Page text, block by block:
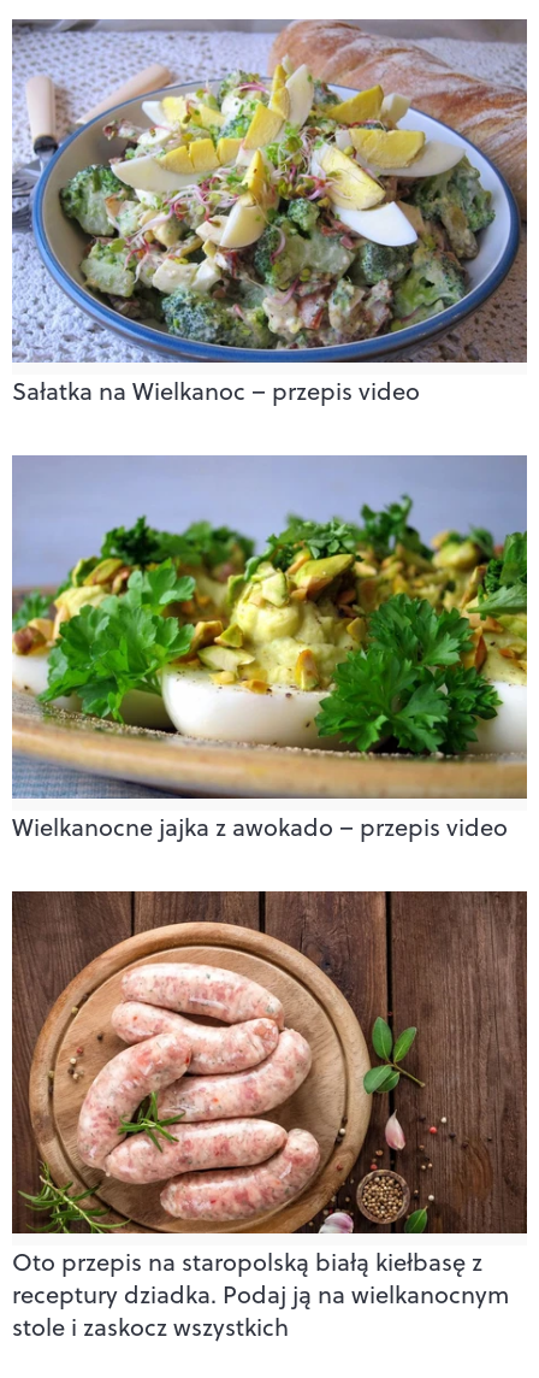
Sałatka na Wielkanoc – przepis video
Wielkanocne jajka z awokado – przepis video
Oto przepis na staropolską białą kiełbasę z
receptury dziadka. Podaj ją na wielkanocnym
stole i zaskocz wszystkich